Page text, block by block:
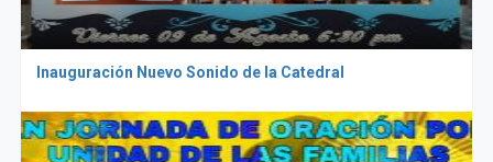
Inauguración Nuevo Sonido de la Catedral